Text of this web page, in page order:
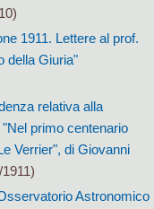
1911. Lettere al prof.
della Giuria"
relativa alla
primo centenario
Verrier", di Giovanni
Astronomico